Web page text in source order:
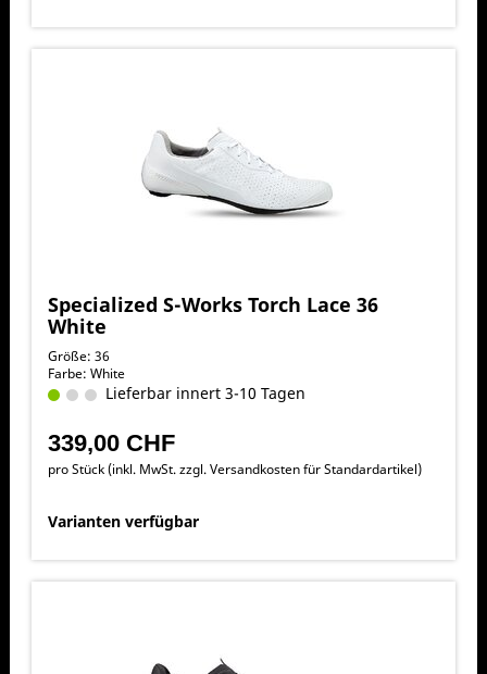
Specialized S-Works Torch Lace 36
White
Größe: 36
Farbe: White
Lieferbar innert 3-10 Tagen
339,00 CHF
pro Stück (inkl. MwSt. zzgl.Versandkosten für Standardartikel)
Varianten verfügbar